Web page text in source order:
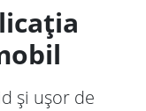
și ușor de